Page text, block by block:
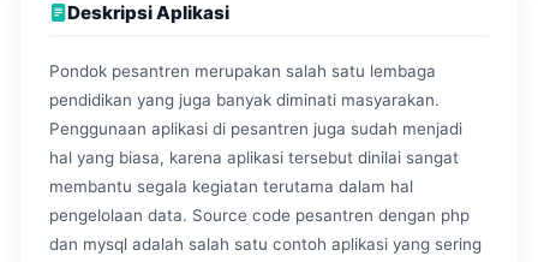
Deskripsi Aplikasi
Pondok pesantren merupakan salah satu lembaga
pendidikan yang juga banyak diminati masyarakan.
Penggunaan aplikasi di pesantren juga sudah menjadi
hal yang biasa, karena aplikasi tersebut dinilai sangat
membantu segala kegiatan terutama dalam hal
pengelolaan data. Source code pesantren dengan php
dan mysql adalah salah satu contoh aplikasi yang sering